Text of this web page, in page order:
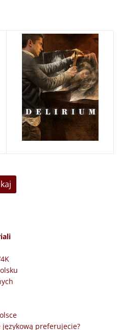
preferujecie?